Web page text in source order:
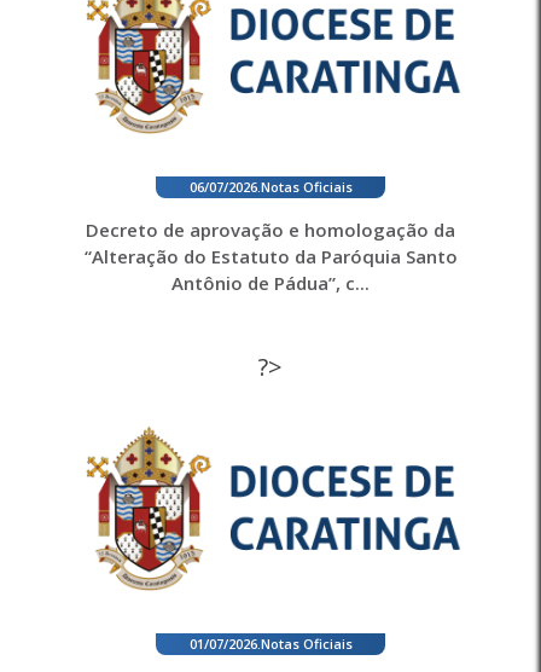
06/07/2026. Notas Oficiais
Decreto de aprovação e homologação da
“Alteração do Estatuto da Paróquia Santo
Antônio de Pádua”, c...
?>
01/07/2026. Notas Oficiais